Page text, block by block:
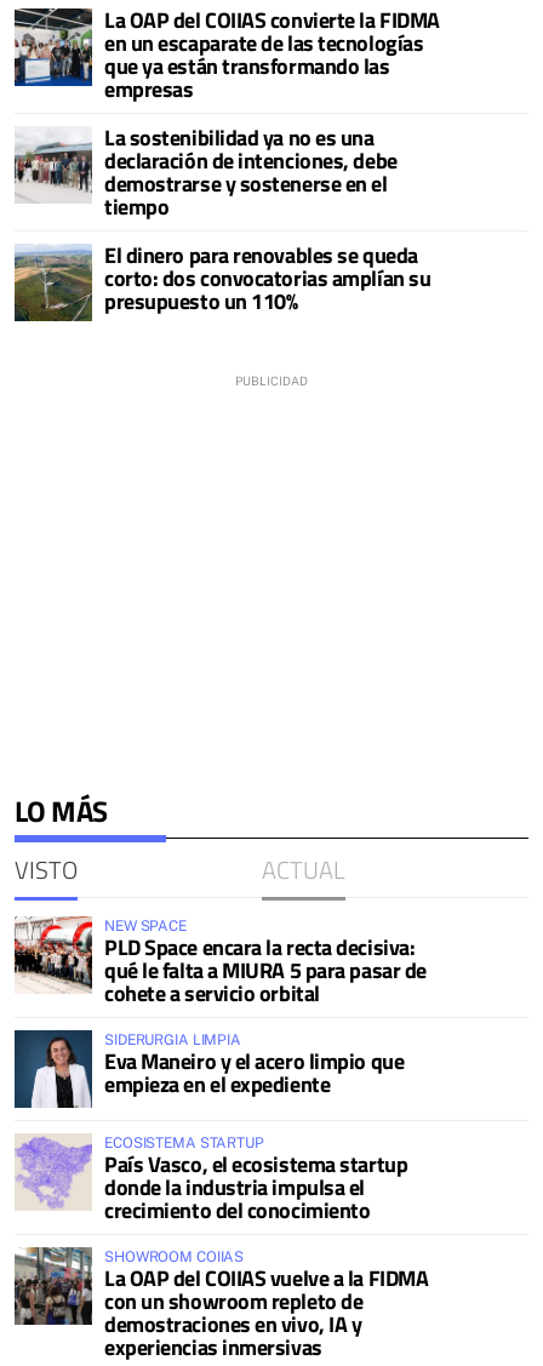
La OAP del COIIAS convierte la FIDMA
en un escaparate de las tecnologías
que ya están transformando las
empresas
La sostenibilidad ya no es una
declaración de intenciones, debe
demostrarse y sostenerse en el
tiempo
El dinero para renovables se queda
corto: dos convocatorias amplían su
presupuesto un 110%
LO MÁS
VISTO ACTUAL
NEW SPACE
PLD Space encara la recta decisiva:
qué le falta a MIURA 5 para pasar de
cohete a servicio orbital
SIDERURGIA LIMPIA
Eva Maneiro y el acero limpio que
empieza en el expediente
ECOSISTEMA STARTUP
País Vasco, el ecosistema startup
donde la industria impulsa el
crecimiento del conocimiento
SHOWROOM COIIAS
La OAP del COIIAS vuelve a la FIDMA
con un showroom repleto de
demostraciones en vivo, IA y
experiencias inmersivas